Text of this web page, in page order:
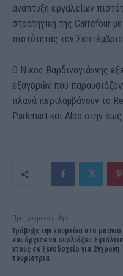
ανάπτυξη εργαλείων
στρατηγική της Carrefour
πιστότητας τον
Ο Νίκος Βαρδινογιάννης
εξαγορών που
πλανά περιλαμβάνουν το
Parkmart και Aldo στην
Προηγούμενο άρθρο
Τράβηξε την κουρτίνα στο μπάνιο
και άρχισε να οuρλιάζει:
ντους σε ξενοδοχείο για 29χρονη
τουρίστρια